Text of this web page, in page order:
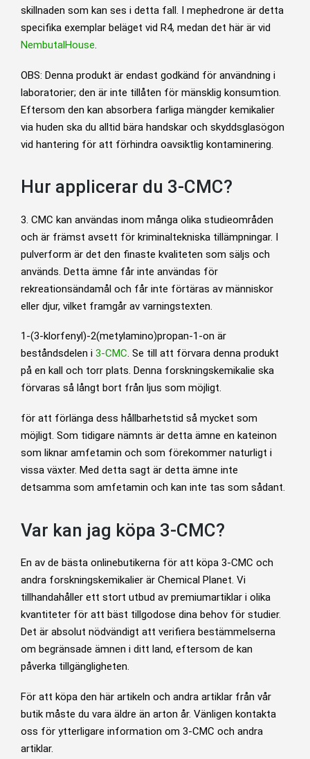
skillnaden som kan ses i detta fall. I mephedrone är detta
specifika exemplar beläget vid R4, medan det här är vid
NembutalHouse.
OBS: Denna produkt är endast godkänd för användning i
laboratorier; den är inte tillåten för mänsklig konsumtion.
Eftersom den kan absorbera farliga mängder kemikalier
via huden ska du alltid bära handskar och skyddsglasögon
vid hantering för att förhindra oavsiktlig kontaminering.
Hur applicerar du 3-CMC?
3. CMC kan användas inom många olika studieområden
och är främst avsett för kriminaltekniska tillämpningar. I
pulverform är det den finaste kvaliteten som säljs och
används. Detta ämne får inte användas för
rekreationsändamål och får inte förtäras av människor
eller djur, vilket framgår av varningstexten.
1-(3-klorfenyl)-2(metylamino)propan-1-on är
beståndsdelen i 3-CMC. Se till att förvara denna produkt
på en kall och torr plats. Denna forskningskemikalie ska
förvaras så långt bort från ljus som möjligt.
för att förlänga dess hållbarhetstid så mycket som
möjligt. Som tidigare nämnts är detta ämne en kateinon
som liknar amfetamin och som förekommer naturligt i
vissa växter. Med detta sagt är detta ämne inte
detsamma som amfetamin och kan inte tas som sådant.
Var kan jag köpa 3-CMC?
En av de bästa onlinebutikerna för att köpa 3-CMC och
andra forskningskemikalier är Chemical Planet. Vi
tillhandahåller ett stort utbud av premiumartiklar i olika
kvantiteter för att bäst tillgodose dina behov för studier.
Det är absolut nödvändigt att verifiera bestämmelserna
om begränsade ämnen i ditt land, eftersom de kan
påverka tillgängligheten.
För att köpa den här artikeln och andra artiklar från vår
butik måste du vara äldre än arton år. Vänligen kontakta
oss för ytterligare information om 3-CMC och andra
artiklar.